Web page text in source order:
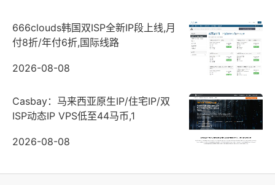
666clouds韩国双ISP全新IP段上线,月
付8折/年付6折,国际线路
2026-08-08
Casbay：马来西亚原生IP/住宅IP/双
ISP动态IP VPS低至44马币,1
2026-08-08